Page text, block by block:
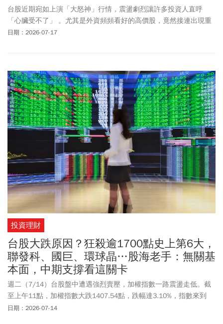
台股近期宛如上演「大怒神」行情，震盪劇烈讓許多投資人直呼
「心臟受不了」 。尤其是外資頻頻看好的高價股，竟然接連出現重
挫，例如被動元件龍頭國巨(2327)、台光電(2383)、台達電(2308)，
解析這波大盤修正的3大原因與底部關鍵訊號，點名南亞(1303)、台
化(1326)、群創(3481)等3檔低基期「便當股」，認為大跌反而是投
資人彎腰撿鑽石的布局時機。
日期：2026-07-17
投資理財
台股大跌原因？狂殺逾1700點史上第6大，
聯發科、國巨、環球晶…股海老手：無關基
本面，中期支撐看這關卡
週二（7/14）台股盤中遭遇強烈賣壓，加權指數一路震盪走低。截
至上午11點，加權指數大跌1407.54點，跌幅達3.10%，指數來到
43972.98點，失守44000點整數關卡。
日期：2026-07-14